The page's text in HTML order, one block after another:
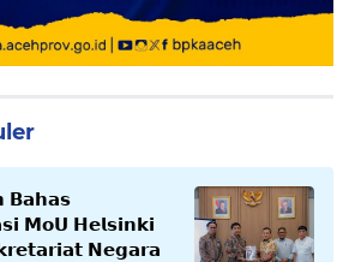
𝗕𝗮𝗵𝗮𝘀
𝗠𝗼𝗨 𝗛𝗲𝗹𝘀𝗶𝗻𝗸𝗶
𝗡𝗲𝗴𝗮𝗿𝗮